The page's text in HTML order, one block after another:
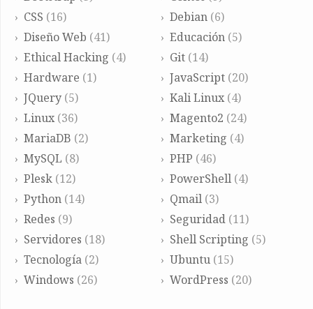
CSS (16) Debian(6)
Diseño Web (41) Educación(5)
Ethical Hacking (4) Git(14)
Hardware (1) JavaScript(20)
JQuery (5) Kali Linux(4)
Linux (36) Magento2 (24)
MariaDB (2) Marketing (4)
MySQL (8) PHP (46)
Plesk (12) PowerShell(4)
Python (14) Qmail(3)
Redes (9) Seguridad(11)
Servidores (18) Shell Scripting (5)
Tecnología (2) Ubuntu(15)
Windows (26) WordPress (20)